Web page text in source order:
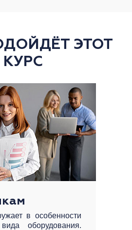
ЭТОТ
КУРС
в особенности
оборудования.